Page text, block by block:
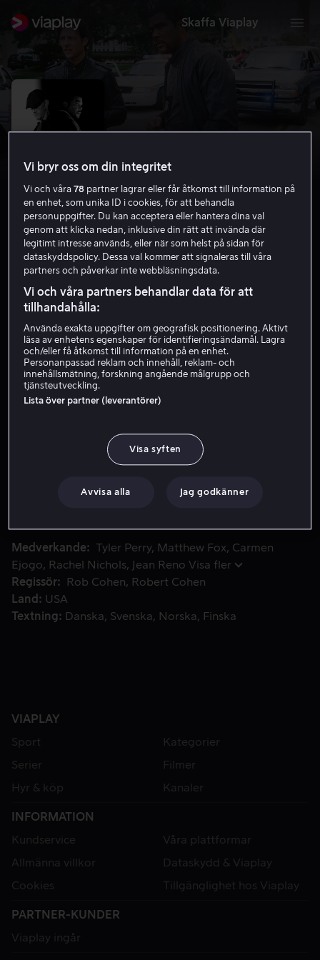
Skaffa Viaplay
Alex Cross
Kriminaldrama
15 år
HD
Hyr 49 kr
mördaren leder honom in på en livsfarlig väg där inte
Medverkande Tyler Perry Matthew Fox
Carmen
Ejogo
Rachel Nichols Jean Reno Visa fler
Regissör
Rob Cohen
Robert Cohen
Land
USA
Textning
Danska Svenska Norska Finska
VIAPLAY
Sport
Kategorier
Serier
Filmer
Hyr & köp
Kanaler
INFORMATION
Kundservice
Våra plattformar
Allmänna villkor
Dataskydd & Viaplay
Cookies
Tillgänglighet hos Viaplay
PARTNER-KUNDER
Viaplay ingår
Vi bryr oss om din integritet
Vi och våra78 partner lagrar eller får åtkomst till information på
en enhet, som unika ID i cookies, för att behandla
personuppgifter. Du kan acceptera eller hantera dina val
genom att klicka nedan, inklusive din rätt att invända där
legitimt intresse används, eller när som helst på sidan för
dataskyddspolicy. Dessa val kommer att signaleras till våra
partners och påverkar inte webbläsningsdata.
Vi och våra partners behandlar data för att
tillhandahålla:
Använda exakta uppgifter om geografisk positionering. Aktivt
läsa av enhetens egenskaper för identifieringsändamål. Lagra
och/eller få åtkomst till information på en enhet.
Personanpassad reklam och innehåll, reklam- och
innehållsmätning, forskning angående målgrupp och
tjänsteutveckling.
Lista över partner (leverantörer)
Visa syften
Avvisa alla Jag godkänner